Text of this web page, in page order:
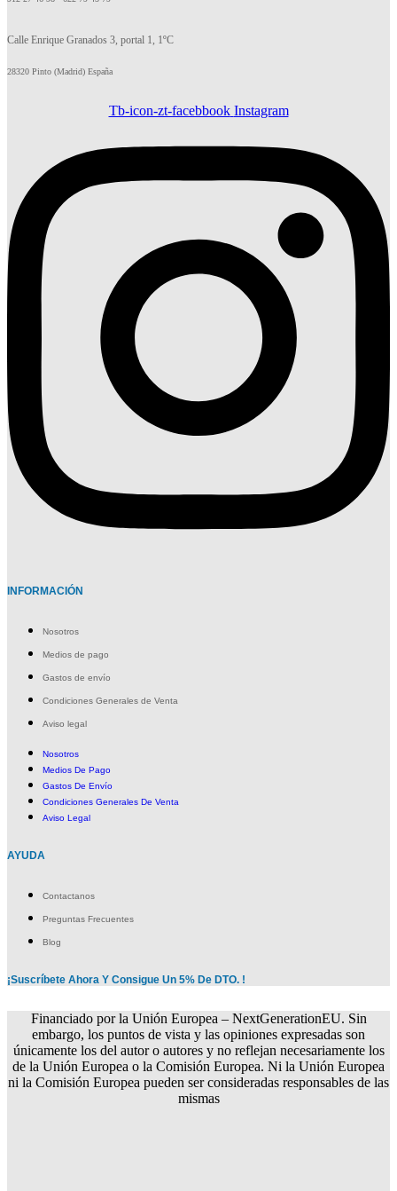
Calle Enrique Granados 3, portal 1, 1ºC
28320 Pinto (Madrid) España
Tb-icon-zt-facebbook Instagram
INFORMACIÓN
Nosotros
Medios de pago
Gastos de envío
Condiciones Generales de Venta
Aviso legal
Nosotros
Medios De Pago
Gastos De Envío
Condiciones Generales De Venta
Aviso Legal
AYUDA
Contactanos
Preguntas Frecuentes
Blog
¡Suscríbete Ahora Y Consigue Un 5% De DTO. !
Financiado por la Unión Europea – NextGenerationEU. Sin
embargo, los puntos de vista y las opiniones expresadas son
únicamente los del autor o autores y no reflejan necesariamente los
de la Unión Europea o la Comisión Europea. Ni la Unión Europea
ni la Comisión Europea pueden ser consideradas responsables de las
mismas